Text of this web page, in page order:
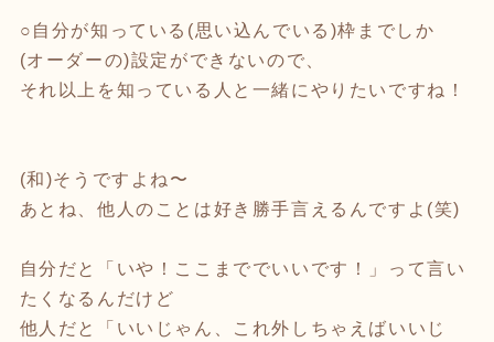
○自分が知っている(思い込んでいる)枠までしか
(オーダーの)設定ができないので、
それ以上を知っている人と一緒にやりたいですね！
(和)そうですよね〜
あとね、他人のことは好き勝手言えるんですよ(笑)
自分だと「いや！ここまででいいです！」って言い
たくなるんだけど
他人だと「いいじゃん、これ外しちゃえばいいじ